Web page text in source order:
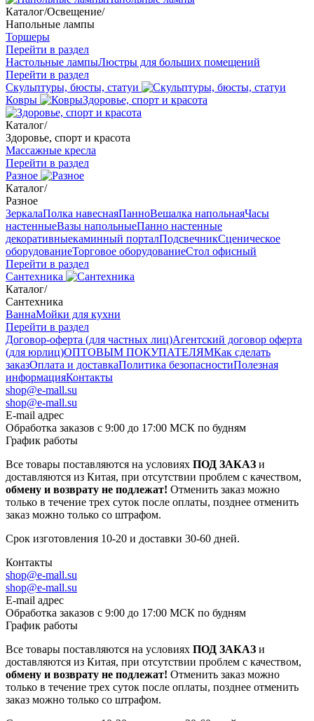
Каталог/Освещение/
Напольные лампы
Торшеры
Перейти в раздел
Настольные лампыЛюстры для больших помещений
Перейти в раздел
Скульптуры, бюсты, статуи
Ковры
Здоровье, спорт и красота
Каталог/
Здоровье, спорт и красота
Массажные кресла
Перейти в раздел
Разное
Каталог/
Разное
ЗеркалаПолка навеснаяПанноВешалка напольнаяЧасы
настенныеВазы напольныеПанно настенные
декоративныекаминный порталПодсвечникСценическое
оборудованиеТорговое оборудованиеСтол офисный
Перейти в раздел
Сантехника
Каталог/
Сантехника
ВаннаМойки для кухни
Перейти в раздел
Договор-оферта (для частных лиц)Агентский договор оферта
(для юрлиц)ОПТОВЫМ ПОКУПАТЕЛЯМКак сделать
заказОплата и доставкаПолитика безопасностиПолезная
информацияКонтакты
shop@e-mall.su
shop@e-mall.su
E-mail адрес
Обработка заказов с 9:00 до 17:00 МСК по будням
График работы
Все товары поставляются на условиях ПОД ЗАКАЗ и
доставляются из Китая, при отсутствии проблем с качеством,
обмену и возврату не подлежат! Отменить заказ можно
только в течение трех суток после оплаты, позднее отменить
заказ можно только со штрафом.
Срок изготовления 10-20 и доставки 30-60 дней.
Контакты
shop@e-mall.su
shop@e-mall.su
E-mail адрес
Обработка заказов с 9:00 до 17:00 МСК по будням
График работы
Все товары поставляются на условиях ПОД ЗАКАЗ и
доставляются из Китая, при отсутствии проблем с качеством,
обмену и возврату не подлежат! Отменить заказ можно
только в течение трех суток после оплаты, позднее отменить
заказ можно только со штрафом.